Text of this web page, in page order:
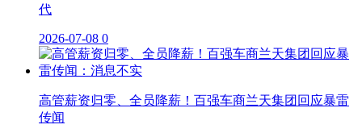
代
2026-07-08 0
高管薪资归零、全员降薪！百强车商兰天集团回应暴雷
传闻